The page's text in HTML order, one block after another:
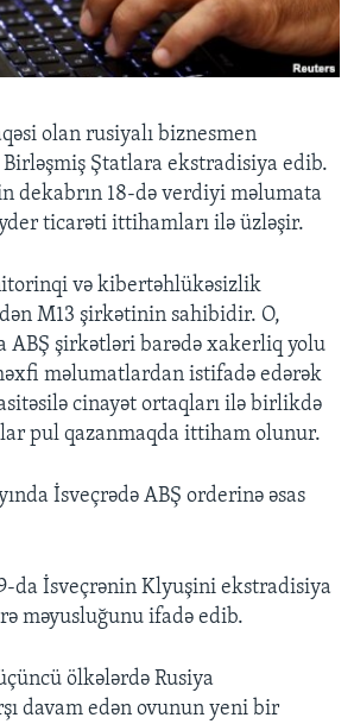
olan rusiyalı biznesmen
Ştatlara ekstradisiya edib.
dekabrın 18-də verdiyi məlumata
ticarəti ittihamları ilə üzləşir.
və kibertəhlükəsizlik
M13 şirkətinin sahibidir. O,
ABŞ şirkətləri barədə xakerliq yolu
məlumatlardan istifadə edərək
cinayət ortaqları ilə birlikdə
pul qazanmaqda ittiham olunur.
İsveçrədə ABŞ orderinə əsas
da İsveçrənin Klyuşini ekstradisiya
məyusluğunu ifadə edib.
ölkələrdə Rusiya
davam edən ovunun yeni bir